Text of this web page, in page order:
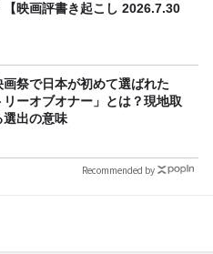
【映画評書き起こし 2026.7.30
画祭で日本が初めて選ばれた
リーオブオナー」とは？現地取
選出の意味
Recommended by